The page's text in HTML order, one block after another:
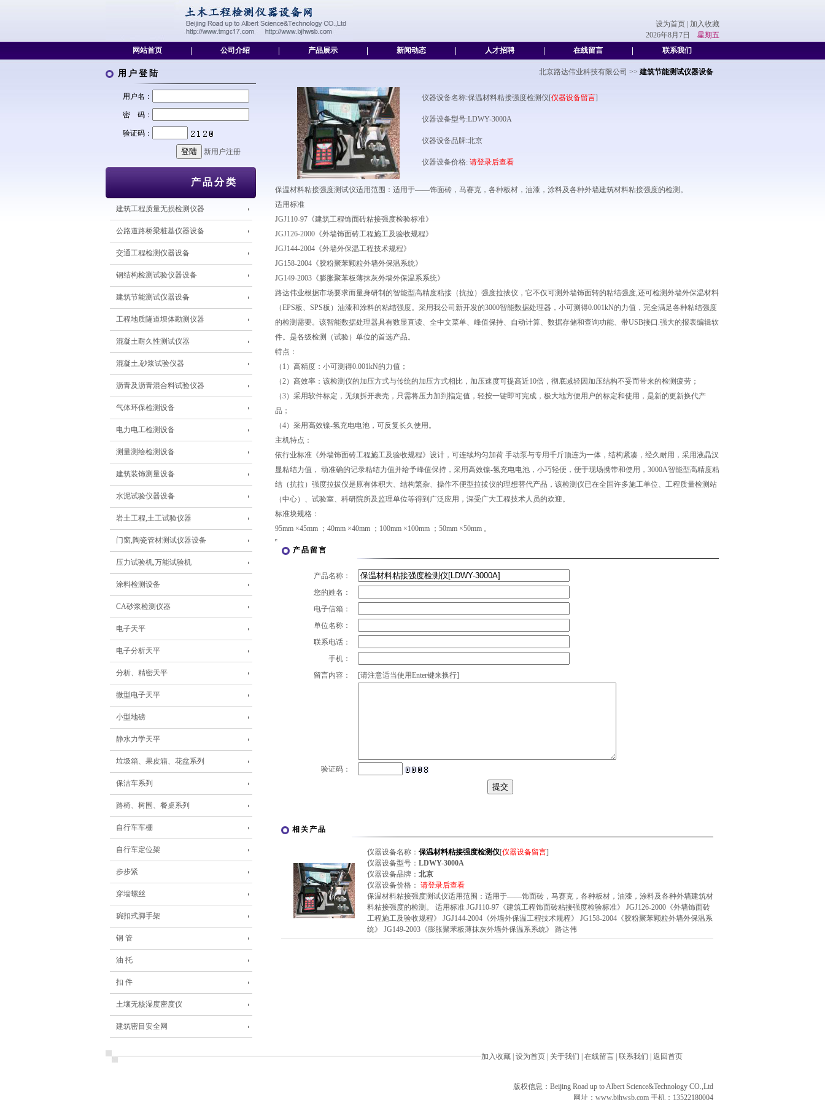
设为首页
加入收藏
2026年8月7日 星期五
网站首页
公司介绍 产品展示 新闻动态 人才招聘 在线留言 联系我们
用户登陆
用户名：
密 码：
验证码：
新用户注册
产品分类
建筑工程质量无损检测仪器
公路道路桥梁桩基仪器设备
交通工程检测仪器设备
钢结构检测试验仪器设备
建筑节能测试仪器设备
工程地质隧道坝体勘测仪器
混凝土耐久性测试仪器
混凝土,砂浆试验仪器
沥青及沥青混合料试验仪器
气体环保检测设备
电力电工检测设备
测量测绘检测设备
建筑装饰测量设备
水泥试验仪器设备
岩土工程,土工试验仪器
门窗,陶瓷管材测试仪器设备
压力试验机,万能试验机
涂料检测设备
CA砂浆检测仪器
电子天平
电子分析天平
分析、精密天平
微型电子天平
小型地磅
静水力学天平
垃圾箱、果皮箱、花盆系列
保洁车系列
路椅、树围、餐桌系列
自行车车棚
自行车定位架
步步紧
穿墙螺丝
琬扣式脚手架
钢 管
油 托
扣 件
土壤无核湿度密度仪
建筑密目安全网
北京路达伟业科技有限公司 >> 建筑节能测试仪器设备
仪器设备名称:保温材料粘接强度检测仪[仪器设备留言]
仪器设备型号:LDWY-3000A
仪器设备品牌:北京
仪器设备价格: 请登录后查看
保温材料粘接强度测试仪适用范围：适用于——饰面砖，马赛克，各种板材，油漆，涂料及各种外墙建筑材料粘接强度的检测。
适用标准
JGJ110-97《建筑工程饰面砖粘接强度检验标准》
JGJ126-2000《外墙饰面砖工程施工及验收规程》
JGJ144-2004《外墙外保温工程技术规程》
JG158-2004《胶粉聚苯颗粒外墙外保温系统》
JG149-2003《膨胀聚苯板薄抹灰外墙外保温系系统》
路达伟业根据市场要求而量身研制的智能型高精度粘接（抗拉）强度拉拔仪，它不仅可测外墙饰面转的粘结强度,还可检测外墙外保温材料
（EPS板、SPS板）油漆和涂料的粘结强度。采用我公司新开发的3000智能数据处理器，小可测得0.001kN的力值，完全满足各种粘结强度
的检测需要。该智能数据处理器具有数显直读、全中文菜单、峰值保持、自动计算、数据存储和查询功能、带USB接口.强大的报表编辑软
件。是各级检测（试验）单位的首选产品。
特点：
（1）高精度：小可测得0.001kN的力值；
（2）高效率：该检测仪的加压方式与传统的加压方式相比，加压速度可提高近10倍，彻底减轻因加压结构不妥而带来的检测疲劳；
（3）采用软件标定，无须拆开表壳，只需将压力加到指定值，轻按一键即可完成，极大地方便用户的标定和使用，是新的更新换代产
品；
（4）采用高效镍-氢充电电池，可反复长久使用。
主机特点：
依行业标准《外墙饰面砖工程施工及验收规程》设计，可连续均匀加荷 手动泵与专用千斤顶连为一体，结构紧凑，经久耐用，采用液晶汉
显粘结力值， 动准确的记录粘结力值并给予峰值保持，采用高效镍-氢充电电池，小巧轻便，便于现场携带和使用，3000A智能型高精度粘
结（抗拉）强度拉拔仪是原有体积大、结构繁杂、操作不便型拉拔仪的理想替代产品，该检测仪已在全国许多施工单位、工程质量检测站
（中心）、试验室、科研院所及监理单位等得到广泛应用，深受广大工程技术人员的欢迎。
标准块规格：
95mm ×45mm ；40mm ×40mm ；100mm ×100mm ；50mm ×50mm 。
产品留言
产品名称：
您的姓名：
电子信箱：
单位名称：
联系电话：
手机：
留言内容：
[请注意适当使用Enter键来换行]
验证码：
相关产品
仪器设备名称： 保温材料粘接强度检测仪[仪器设备留言]
仪器设备型号： LDWY-3000A
仪器设备品牌： 北京
仪器设备价格： 请登录后查看
保温材料粘接强度测试仪适用范围：适用于——饰面砖，马赛克，各种板材，油漆，涂料及各种外墙建筑材
料粘接强度的检测。 适用标准 JGJ110-97《建筑工程饰面砖粘接强度检验标准》 JGJ126-2000《外墙饰面砖
工程施工及验收规程》 JGJ144-2004《外墙外保温工程技术规程》 JG158-2004《胶粉聚苯颗粒外墙外保温系
统》 JG149-2003《膨胀聚苯板薄抹灰外墙外保温系系统》 路达伟
加入收藏 设为首页 关于我们 在线留言 联系我们 返回首页
版权信息：Beijing Road up to Albert Science&Technology CO.,Ltd
网址： www.bjhwsb.com 手机：13522180004